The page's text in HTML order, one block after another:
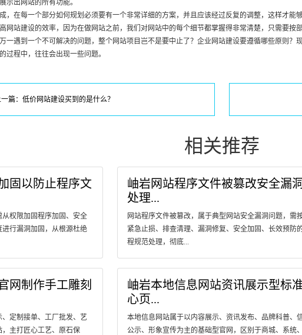
示出网站的所有功能。
，在每一个部分如何规划必须要有一个非常详细的方案，并且应该经过反复的调整，这样才能
网站建设的效率，因为在做网站之前，我们对网站中的每个细节都掌握得非常清楚，只需要按
一遇到一个不可解决的问题，整个网站项目岂不是要中止了？企业网站建设要遵循哪些原则
过程中，往往会出现一些问题。
篇：低价网站建设买到的是什么？
相关推荐
固以防止程序文
权限加固程序加固、安全
行漏洞加固，从根源杜绝
岫岩网站程序文件被篡改安全漏
处理...
网站程序文件被篡改，属于典型网站安全漏洞问题，需
紧急止损、排查清理、漏洞修复、安全加固、长效预防
程规范处理，彻底...
网制作手工雕刻
定制接单、工厂批发、艺
主打匠心工艺、原石保
岫岩本地信息网站资讯展示型标
心页...
本地信息网站属于以内容展示、资讯发布、品牌科普、
公示、形象宣传为主的基础型官网，区别于商城、系统